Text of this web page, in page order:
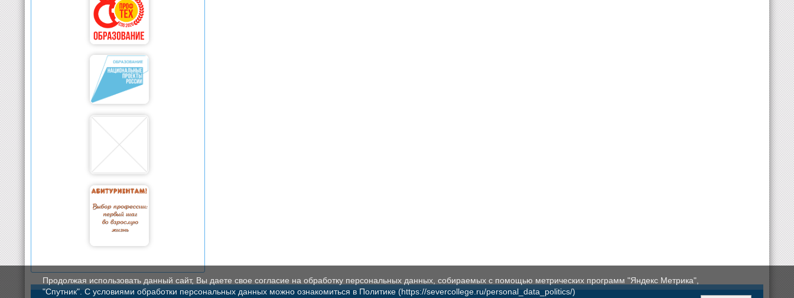
Продолжая использовать данный сайт, Вы даете свое согласие на обработку персональных данных, собираемых с помощью метрических программ "Яндекс Метрика",
"Спутник". С условиями обработки персональных данных можно ознакомиться в Политике (https://severcollege.ru/personal_data_politics/)